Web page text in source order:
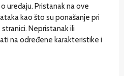
uređaju. Pristanak na ove
kao što su ponašanje pri
Nepristanak ili
na određene karakteristike i